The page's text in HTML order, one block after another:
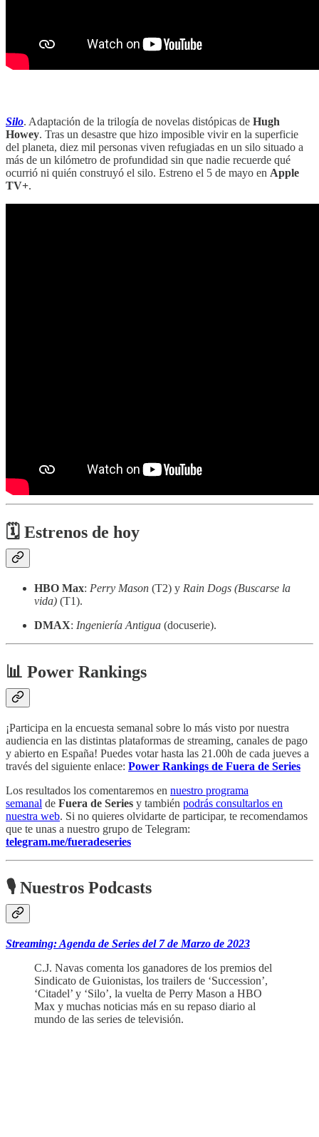
Silo. Adaptación de la trilogía de novelas distópicas de Hugh
Howey. Tras un desastre que hizo imposible vivir en la superficie
del planeta, diez mil personas viven refugiadas en un silo situado a
más de un kilómetro de profundidad sin que nadie recuerde qué
ocurrió ni quién construyó el silo. Estreno el 5 de mayo en Apple
TV+.
🗓 Estrenos de hoy
HBO Max: Perry Mason (T2) y Rain Dogs (Buscarse la
vida) (T1).
DMAX: Ingeniería Antigua (docuserie).
📊 Power Rankings
¡Participa en la encuesta semanal sobre lo más visto por nuestra
audiencia en las distintas plataformas de streaming, canales de pago
y abierto en España! Puedes votar hasta las 21.00h de cada jueves a
través del siguiente enlace: Power Rankings de Fuera de Series
Los resultados los comentaremos en nuestro programa
semanal de Fuera de Series y también podrás consultarlos en
nuestra web. Si no quieres olvidarte de participar, te recomendamos
que te unas a nuestro grupo de Telegram:
telegram.me/fueradeseries
🎙 Nuestros Podcasts
Streaming: Agenda de Series del 7 de Marzo de 2023
C.J. Navas comenta los ganadores de los premios del
Sindicato de Guionistas, los trailers de ‘Succession’,
‘Citadel’ y ‘Silo’, la vuelta de Perry Mason a HBO
Max y muchas noticias más en su repaso diario al
mundo de las series de televisión.